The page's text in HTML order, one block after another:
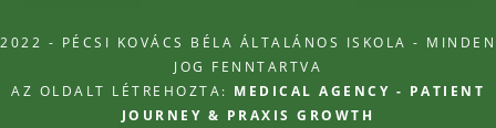
2022 - PÉCSI KOVÁCS BÉLA ÁLTALÁNOS ISKOLA - MINDEN
JOG FENNTARTVA
AZ OLDALT LÉTREHOZTA: MEDICAL AGENCY - PATIENT
JOURNEY & PRAXIS GROWTH